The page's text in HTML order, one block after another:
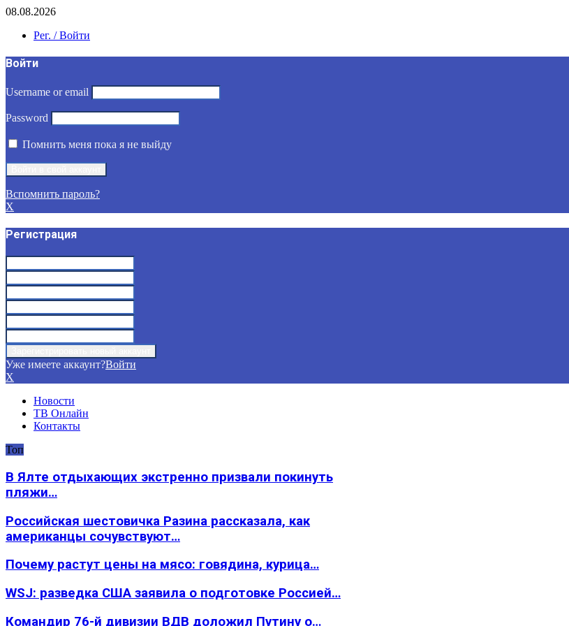
08.08.2026
Рег. / Войти
Войти
Username or email
Password
Помнить меня пока я не выйду
Вспомнить пароль?
X
Регистрация
Уже имеете аккаунт?Войти
X
Новости
ТВ Онлайн
Контакты
Топ
В Ялте отдыхающих экстренно призвали покинуть
пляжи…
Российская шестовичка Разина рассказала, как
американцы сочувствуют…
Почему растут цены на мясо: говядина, курица…
WSJ: разведка США заявила о подготовке Россией…
Командир 76-й дивизии ВДВ доложил Путину о…